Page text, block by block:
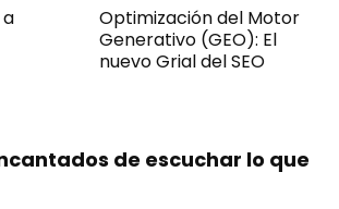
Optimización del Motor
Generativo (GEO): El
nuevo Grial del SEO
de escuchar lo que